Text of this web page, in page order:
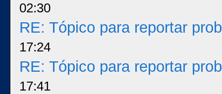
02:30
RE: Tópico para reportar
17:24
RE: Tópico para reportar
17:41